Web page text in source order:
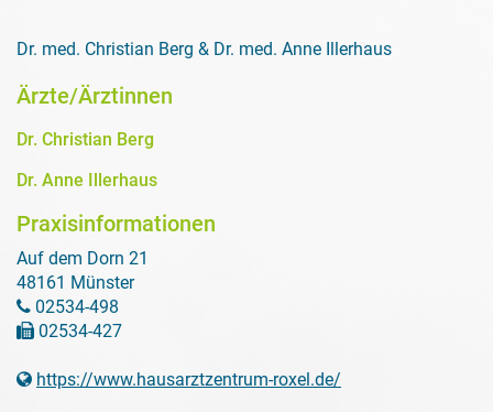
Dr. med. Christian Berg & Dr. med. Anne Illerhaus
Ärzte/Ärztinnen
Dr. Christian Berg
Dr. Anne Illerhaus
Praxisinformationen
Auf dem Dorn 21
48161 Münster
02534-498
02534-427
https://www.hausarztzentrum-roxel.de/